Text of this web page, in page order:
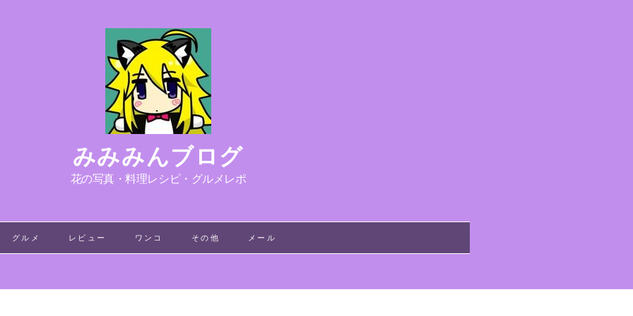
みみみんブログ
花の写真・料理レシピ・グルメレポ
グルメ レビュー ワンコ その他 メール